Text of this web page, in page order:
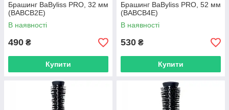
Брашинг BaByliss PRO, 32 мм
(BABCB2E)
В наявності
490 ₴
Купити
Брашинг BaByliss PRO, 52 мм
(BABCB4E)
В наявності
530 ₴
Купити